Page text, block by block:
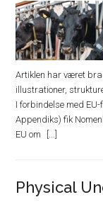
Artiklen har været
illustrationer,
I forbindelse med
Appendiks) fik
EU om
Physical